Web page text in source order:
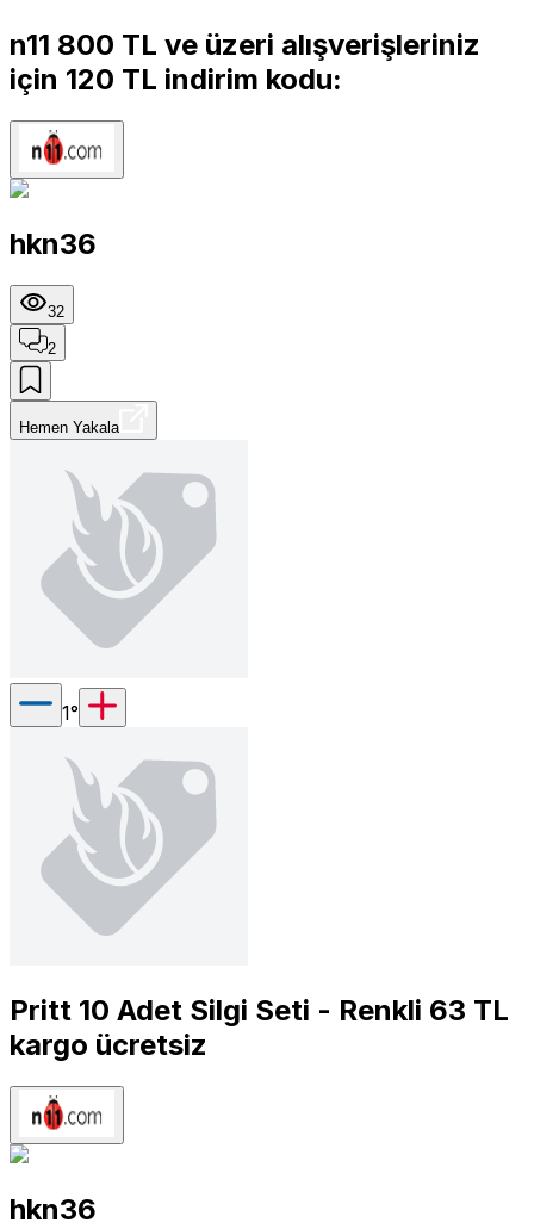
n11 800 TL ve üzeri alışverişleriniz
için 120 TL indirim kodu:
hkn36
32
2
Hemen Yakala
1°
Pritt 10 Adet Silgi Seti - Renkli 63 TL
kargo ücretsiz
hkn36